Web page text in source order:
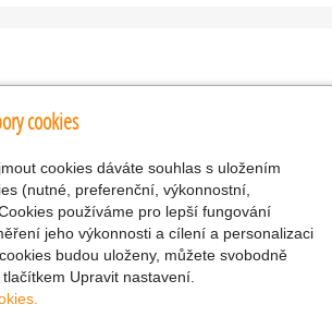
společnost s r.o.
127, Žacléř, 542 01 Číslo účtu:
0300
cookies
cookies dáváte souhlas s uložením
(nutné, preferenční, výkonnostní,
používáme pro lepší fungování
jeho výkonnosti a cílení a personalizaci
budou uloženy, můžete svobodně
Upravit nastavení.